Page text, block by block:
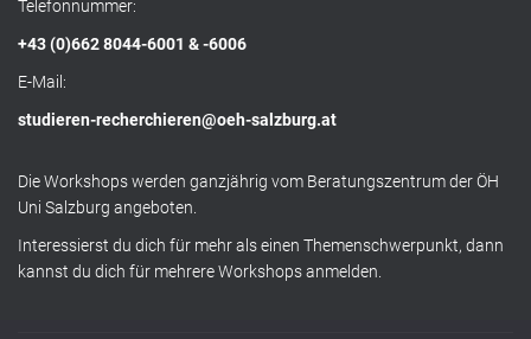
Telefonnummer:
+43 (0)662 8044-6001 & -6006
E-Mail:
studieren-recherchieren@oeh-salzburg.at
Die Workshops werden ganzjährig vom Beratungszentrum der ÖH
Uni Salzburg angeboten.
Interessierst du dich für mehr als einen Themenschwerpunkt, dann
kannst du dich für mehrere Workshops anmelden.